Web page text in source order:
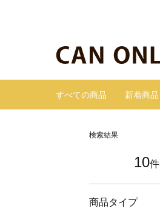
すべての商品 新着商品
検索結果
10件
商品タイプ